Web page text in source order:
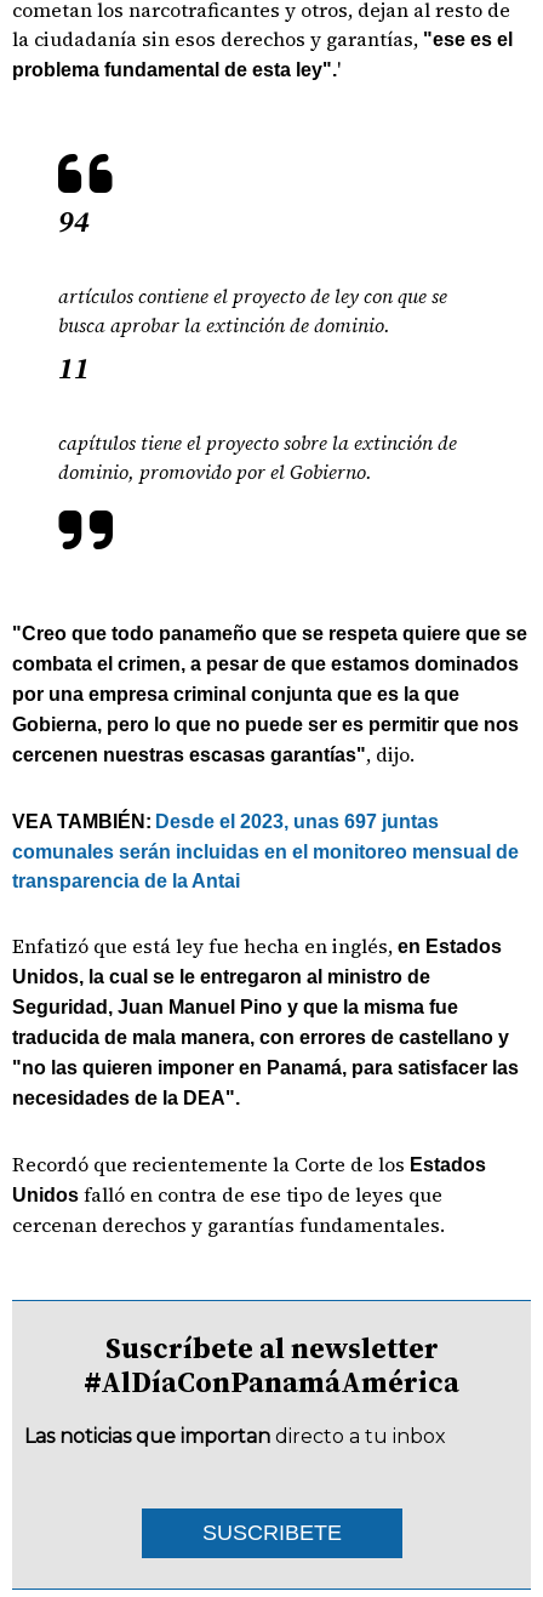
cometan los narcotraficantes y otros, dejan al resto de
la ciudadanía sin esos derechos y garantías, "ese es el
problema fundamental de esta ley".'
94
artículos contiene el proyecto de ley con que se
busca aprobar la extinción de dominio.
11
capítulos tiene el proyecto sobre la extinción de
dominio, promovido por el Gobierno.
"Creo que todo panameño que se respeta quiere que se
combata el crimen, a pesar de que estamos dominados
por una empresa criminal conjunta que es la que
Gobierna, pero lo que no puede ser es permitir que nos
cercenen nuestras escasas garantías", dijo.
VEA TAMBIÉN: Desde el 2023, unas 697 juntas
comunales serán incluidas en el monitoreo mensual de
transparencia de la Antai
Enfatizó que está ley fue hecha en inglés, en Estados
Unidos, la cual se le entregaron al ministro de
Seguridad, Juan Manuel Pino y que la misma fue
traducida de mala manera, con errores de castellano y
"no las quieren imponer en Panamá, para satisfacer las
necesidades de la DEA".
Recordó que recientemente la Corte de los Estados
Unidos falló en contra de ese tipo de leyes que
cercenan derechos y garantías fundamentales.
Suscríbete al newsletter
#AlDíaConPanamáAmérica
Las noticias que importan directo a tu inbox
SUSCRIBETE